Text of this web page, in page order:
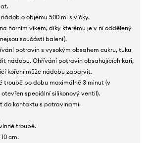
o objemu 500 ml s víčky.
horním víkem, díky kterému je v ní oddělený
součástí balení).
potravin s vysokým obsahem cukru, tuku
nádobu. Ohřívání potravin obsahujících kari,
koření může nádobu zabarvit.
troubě po dobu maximálně 3 minut (v
speciální silikonový ventil).
do kontaktu s potravinami.
troubě.
10 cm.